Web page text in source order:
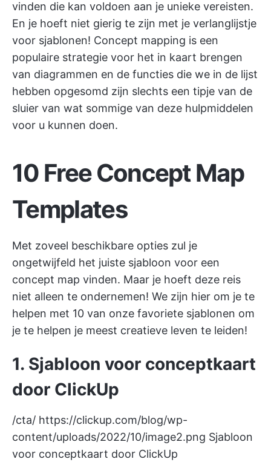
vinden die kan voldoen aan je unieke vereisten.
En je hoeft niet gierig te zijn met je verlanglijstje
voor sjablonen! Concept mapping is een
populaire strategie voor het in kaart brengen
van diagrammen en de functies die we in de lijst
hebben opgesomd zijn slechts een tipje van de
sluier van wat sommige van deze hulpmiddelen
voor u kunnen doen.
10 Free Concept Map
Templates
Met zoveel beschikbare opties zul je
ongetwijfeld het juiste sjabloon voor een
concept map vinden. Maar je hoeft deze reis
niet alleen te ondernemen! We zijn hier om je te
helpen met 10 van onze favoriete sjablonen om
je te helpen je meest creatieve leven te leiden!
1. Sjabloon voor conceptkaart
door ClickUp
/cta/ https://clickup.com/blog/wp-
content/uploads/2022/10/image2.png Sjabloon
voor conceptkaart door ClickUp